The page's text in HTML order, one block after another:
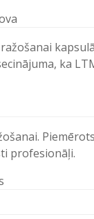
ka
profesionāļi.